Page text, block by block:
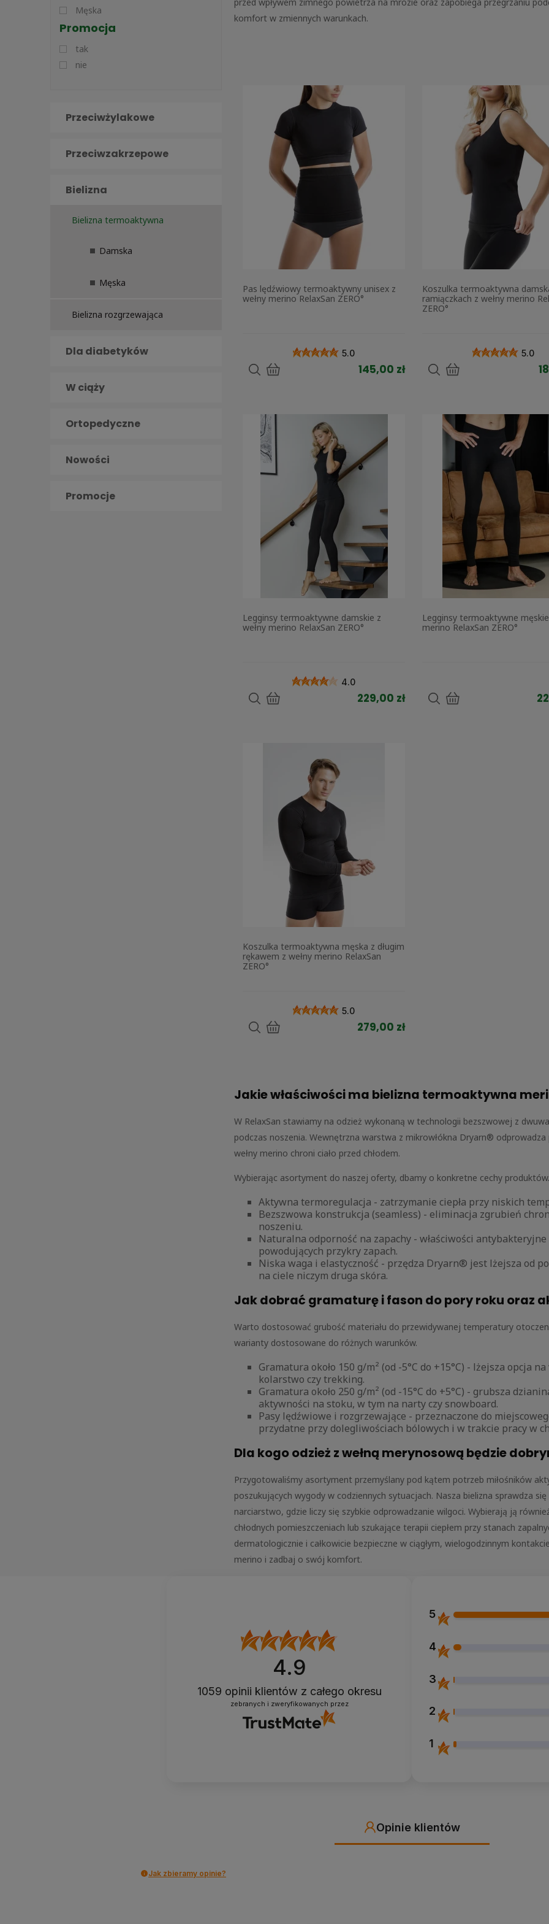
Męska
Promocja
tak
nie
Przeciwżylakowe
Przeciwzakrzepowe
Bielizna
Bielizna termoaktywna
Damska
Męska
Bielizna rozgrzewająca
Dla diabetyków
W ciąży
Ortopedyczne
Nowości
Promocje
komfort w zmiennych warunkach.
Pas lędźwiowy termoaktywny unisex z
wełny merino RelaxSan ZERO°
5.0
145,00 zł
Koszulka termoaktywna
ramiączkach z wełny merino
ZERO°
5.0
Legginsy termoaktywne damskie z
wełny merino RelaxSan ZERO°
4.0
229,00 zł
Legginsy termoaktywne
merino RelaxSan ZERO°
Koszulka termoaktywna męska z długim
rękawem z wełny merino RelaxSan
ZERO°
5.0
279,00 zł
Jakie właściwości ma bielizna termoaktywna
W RelaxSan stawiamy na odzież wykonaną w technologii bezszwowej z
podczas noszenia. Wewnętrzna warstwa z mikrowłókna Dryarn®
wełny merino chroni ciało przed chłodem.
Wybierając asortyment do naszej oferty, dbamy o konkretne cechy produktów.
Aktywna termoregulacja - zatrzymanie ciepła przy niskich
Bezszwowa konstrukcja (seamless) - eliminacja zgrubień
noszeniu.
Naturalna odporność na zapachy - właściwości
powodujących przykry zapach.
Niska waga i elastyczność - przędza Dryarn® jest lżejsza od
na ciele niczym druga skóra.
Jak dobrać gramaturę i fason do pory roku oraz
Warto dostosować grubość materiału do przewidywanej temperatury
warianty dostosowane do różnych warunków.
Gramatura około 150 g/m² (od -5°C do +15°C) - lżejsza opcja
kolarstwo czy trekking.
Gramatura około 250 g/m² (od -15°C do +5°C) - grubsza
aktywności na stoku, w tym na narty czy snowboard.
Pasy lędźwiowe i rozgrzewające - przeznaczone do
przydatne przy dolegliwościach bólowych i w trakcie pracy w
Dla kogo odzież z wełną merynosową będzie
Przygotowaliśmy asortyment przemyślany pod kątem potrzeb miłośników
poszukujących wygody w codziennych sytuacjach. Nasza bielizna sprawdza
narciarstwo, gdzie liczy się szybkie odprowadzanie wilgoci. Wybierają ją
chłodnych pomieszczeniach lub szukające terapii ciepłem przy stanach
dermatologicznie i całkowicie bezpieczne w ciągłym, wielogodzinnym
merino i zadbaj o swój komfort.
4.9
1059 opinii klientów z całego okresu
zebranych i zweryfikowanych przez
5
4
3
2
1
Opinie klientów
Jak zbieramy opinie?